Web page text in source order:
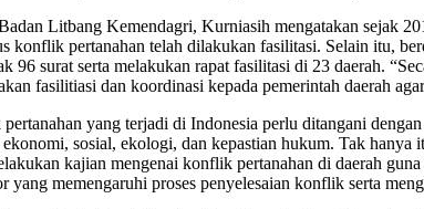
Litbang Kemendagri, Kurniasih mengatakan sejak
konflik pertanahan telah dilakukan fasilitasi. Selain itu,
96 surat serta melakukan rapat fasilitasi di 23 daerah.
fasilitiasi dan koordinasi kepada pemerintah daerah
yang terjadi di Indonesia perlu ditangani
sosial, ekologi, dan kepastian hukum. Tak
kajian mengenai konflik pertanahan di daerah
yang memengaruhi proses penyelesaian konflik serta